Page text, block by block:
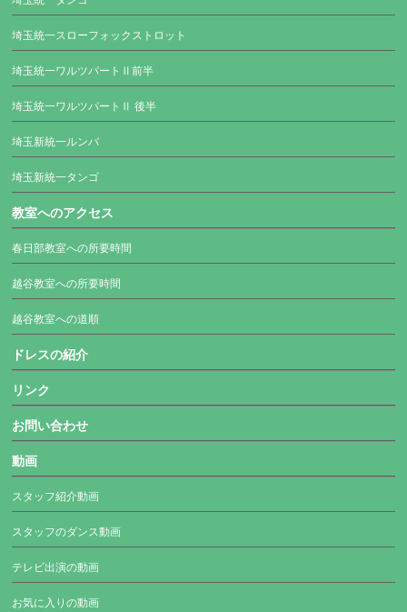
埼玉統一スローフォックストロット
埼玉統一ワルツパートⅡ前半
埼玉統一ワルツパートⅡ 後半
埼玉新統一ルンバ
埼玉新統一タンゴ
教室へのアクセス
春日部教室への所要時間
越谷教室への所要時間
越谷教室への道順
ドレスの紹介
リンク
お問い合わせ
動画
スタッフ紹介動画
スタッフのダンス動画
テレビ出演の動画
お気に入りの動画